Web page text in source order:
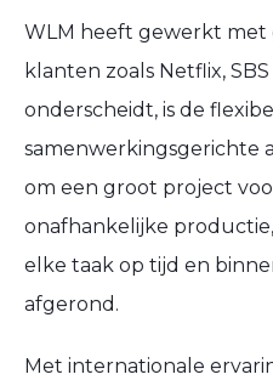
WLM heeft gewerkt
klanten zoals Netflix,
onderscheidt, is de
samenwerkingsgerichte
om een groot project
onafhankelijke
elke taak op tijd en
afgerond.
Met internationale